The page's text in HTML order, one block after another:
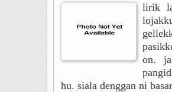
lirik
on.
hu. siala denggan ni